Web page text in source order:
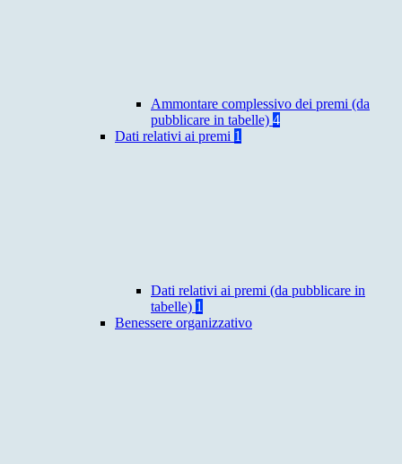
Ammontare complessivo dei premi (da
pubblicare in tabelle) 4
Dati relativi ai premi 1
Dati relativi ai premi (da pubblicare in
tabelle) 1
Benessere organizzativo